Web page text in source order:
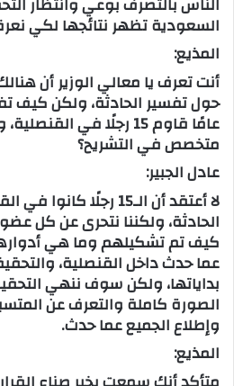
السعودية تظهر نتائجها لكي
المذيع:
أنت تعرف يا معالي الوزير أن
عامًا قاوم 15 رجلًا في
متخصص في التشريح؟
عادل الجبير:
لا أعتقد أن الـ15 رجلًا
الحادثة، ولكننا نتحرى عن كل
كيف تم تشكيلهم وما هي
عما حدث داخل القنصلية،
بداياتها، ولكن سوف ننهي
الصورة كاملة والتعرف عن
وإطلاع الجميع عما حدث.
المذيع: